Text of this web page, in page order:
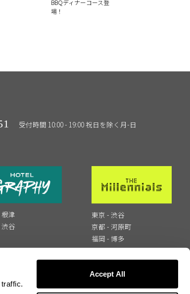
Accept All
BBQディナーコース登
場！
受付時間 10:00 - 19:00 祝日を除く月-日
津
谷
東京 - 渋谷
京都 - 河原町
福岡 - 博多